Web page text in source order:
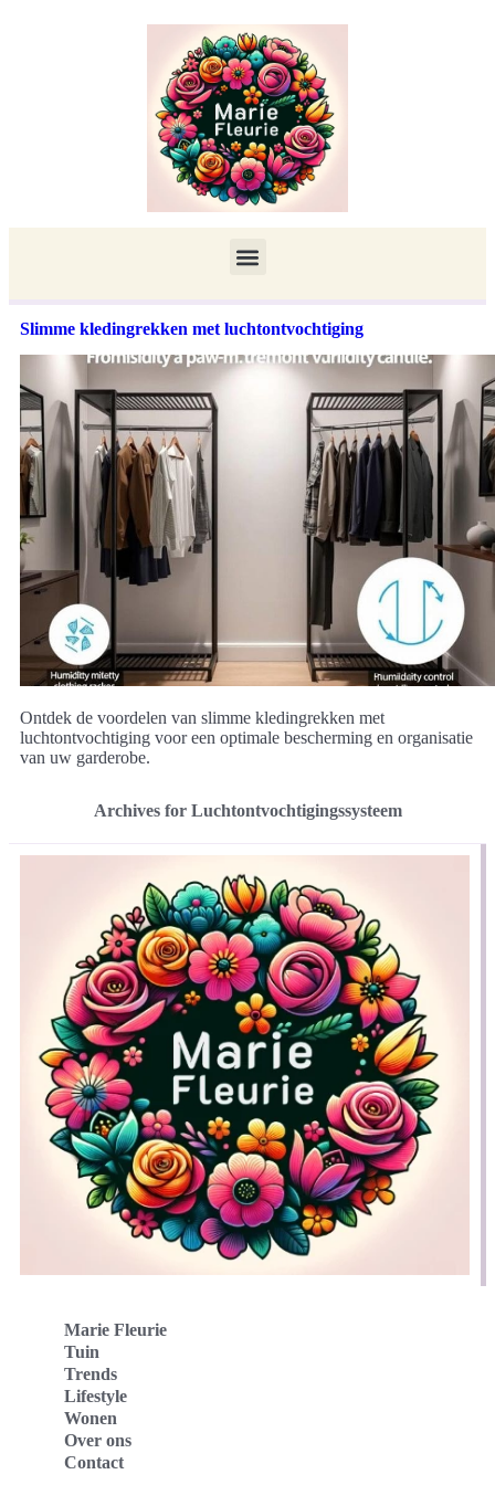
Slimme kledingrekken met luchtontvochtiging
Ontdek de voordelen van slimme kledingrekken met
luchtontvochtiging voor een optimale bescherming en organisatie
van uw garderobe.
Archives for Luchtontvochtigingssysteem
Marie Fleurie
Tuin
Trends
Lifestyle
Wonen
Over ons
Contact